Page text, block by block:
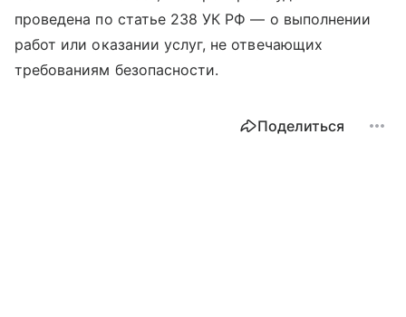
проведена по статье 238 УК РФ — о выполнении
работ или оказании услуг, не отвечающих
требованиям безопасности.
Поделиться